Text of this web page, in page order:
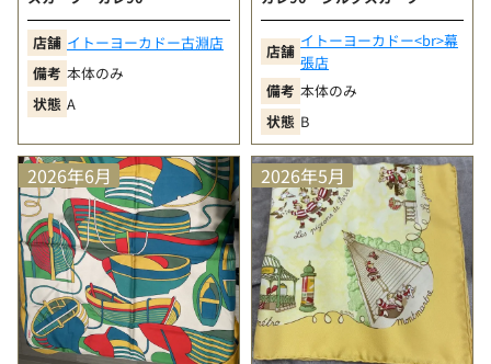
店舗 イトーヨーカドー古淵店
備考 本体のみ
状態 A
店舗
イトーヨーカドー<br>幕
張店
備考 本体のみ
状態 B
2026年6月 2026年5月